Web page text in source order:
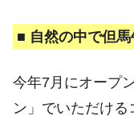
■ 自然の中で但
今年7月にオープ
ン」でいただける